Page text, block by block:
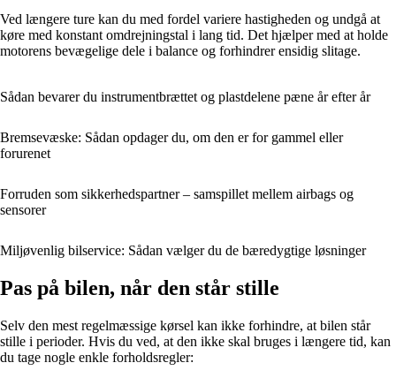
Ved længere ture kan du med fordel variere hastigheden og undgå at
køre med konstant omdrejningstal i lang tid. Det hjælper med at holde
motorens bevægelige dele i balance og forhindrer ensidig slitage.
Sådan bevarer du instrumentbrættet og plastdelene pæne år efter år
Bremsevæske: Sådan opdager du, om den er for gammel eller
forurenet
Forruden som sikkerhedspartner – samspillet mellem airbags og
sensorer
Miljøvenlig bilservice: Sådan vælger du de bæredygtige løsninger
Pas på bilen, når den står stille
Selv den mest regelmæssige kørsel kan ikke forhindre, at bilen står
stille i perioder. Hvis du ved, at den ikke skal bruges i længere tid, kan
du tage nogle enkle forholdsregler: